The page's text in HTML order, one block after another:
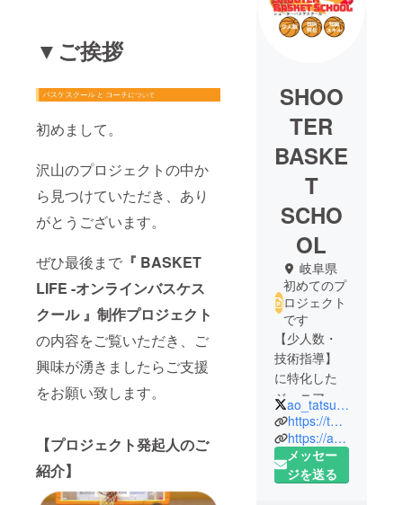
▼ご挨拶
初めまして。
沢山のプロジェクトの中か
ら見つけていただき、あり
がとうございます。
ぜひ最後まで 『 BASKET
LIFE -オンラインバスケス
クール 』制作プロジェクト
の内容をご覧いただき、ご
興味が湧きましたらご支援
をお願い致します。
【プロジェクト発起人のご
紹介】
SHOO
TER
BASKE
T
SCHO
OL
岐阜県
初めてのプ
ロジェクト
です
【少人数・
技術指導】
に特化した
ジュニアバ
スケスクー
ル
『 シュー
ターバスケ
ao_tatsuya
https://the-shooter.net
https://aotatsu.com
メッセー
ジを送る